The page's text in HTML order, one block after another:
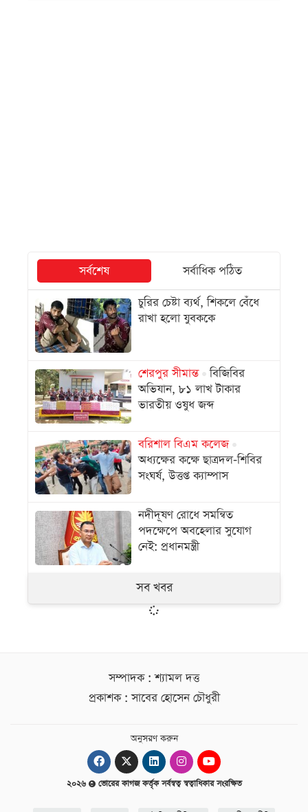
সর্বশেষ
সর্বাধিক পঠিত
চুরির চেষ্টা ব্যর্থ, শিকলে বেঁধে
রাখা হলো যুবককে
শেরপুর সীমান্ত
বিজিবির
অভিযান, ৮১ লাখ টাকার
ভারতীয় ওষুধ জব্দ
বরিশাল বিএম কলেজ
অধ্যক্ষের কক্ষে ছাত্রদল-শিবির
সংঘর্ষ, উত্তপ্ত ক্যাম্পাস
নদীদূষণ রোধে সমন্বিত
পদক্ষেপে অবহেলার সুযোগ
নেই: প্রধানমন্ত্রী
সব খবর
সম্পাদক : শ্যামল দত্ত
প্রকাশক : সাবের হোসেন চৌধুরী
অনুসরণ করুন
২০২৬ ভোরের কাগজ কর্তৃক সর্বস্বত্ব স্বত্বাধিকার সংরক্ষিত